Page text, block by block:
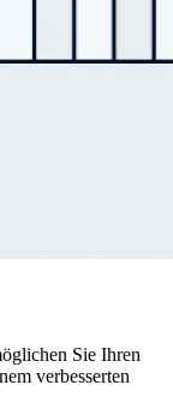
Sie Ihren
verbesserten